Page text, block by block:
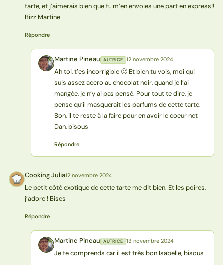
tarte, et j’aimerais bien que tu m’en envoies une part en express!!
Bizz Martine
Répondre
MP Martine Pineau AUTRICE 12 novembre 2024
Ah toi, t’es incorrigible 🙂 Et bien tu vois, moi qui
suis assez accro au chocolat noir, quand je l’ai
mangée, je n’y ai pas pensé. Pour tout te dire, je
pense qu’il masquerait les parfums de cette tarte.
Bon, il te reste à la faire pour en avoir le coeur net
Dan, bisous
Répondre
CJ Cooking Julia12 novembre 2024
Le petit côté exotique de cette tarte me dit bien. Et les poires,
j’adore ! Bises
Répondre
MP Martine Pineau AUTRICE 13 novembre 2024
Je te comprends car il est très bon Isabelle, bisous